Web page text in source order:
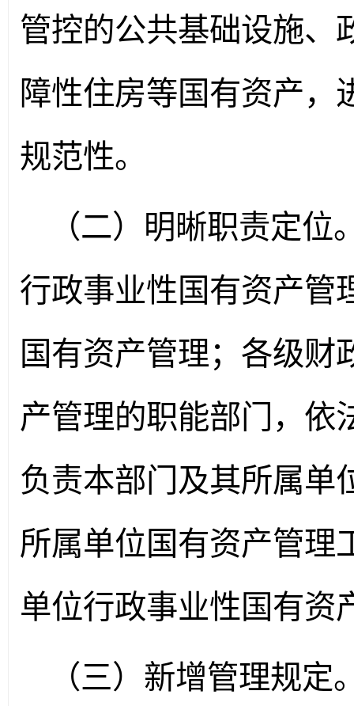
管控的公共基础设施、
障性住房等国有资产，
规范性。
（二）明晰职责定
行政事业性国有资产管
国有资产管理；各级财
产管理的职能部门，依
负责本部门及其所属单
所属单位国有资产管理
单位行政事业性国有资
（三）新增管理规